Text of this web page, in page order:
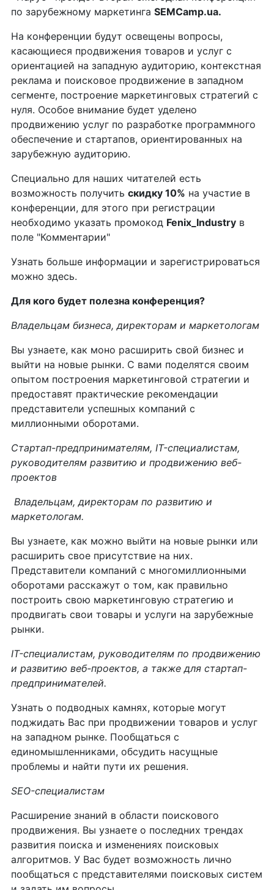
по зарубежному маркетинга SEMCamp.ua.
На конференции будут освещены вопросы,
касающиеся продвижения товаров и услуг с
ориентацией на западную аудиторию, контекстная
реклама и поисковое продвижение в западном
сегменте, построение маркетинговых стратегий с
нуля. Особое внимание будет уделено
продвижению услуг по разработке программного
обеспечение и стартапов, ориентированных на
зарубежную аудиторию.
Специально для наших читателей есть
возможность получить скидку 10% на участие в
конференции, для этого при регистрации
необходимо указать промокод Fenix_Industryв
поле "Комментарии"
Узнать больше информации и зарегистрироваться
можно здесь.
Для кого будет полезна конференция?
Владельцам бизнеса, директорам и маркетологам
Вы узнаете, как моно расширить свой бизнес и
выйти на новые рынки. С вами поделятся своим
опытом построения маркетинговой стратегии и
предоставят практические рекомендации
представители успешных компаний с
миллионными оборотами.
Стартап-предпринимателям, IT-специалистам,
руководителям развитию и продвижению веб-
проектов
Владельцам, директорам по развитию и
маркетологам.
Вы узнаете, как можно выйти на новые рынки или
расширить свое присутствие на них.
Представители компаний с многомиллионными
оборотами расскажут о том, как правильно
построить свою маркетинговую стратегию и
продвигать свои товары и услуги на зарубежные
рынки.
IT-специалистам, руководителям по продвижению
и развитию веб-проектов, а также для стартап-
предпринимателей.
Узнать о подводных камнях, которые могут
поджидать Вас при продвижении товаров и услуг
на западном рынке. Пообщаться с
единомышленниками, обсудить насущные
проблемы и найти пути их решения.
SEO-специалистам
Расширение знаний в области поискового
продвижения. Вы узнаете о последних трендах
развития поиска и изменениях поисковых
алгоритмов. У Вас будет возможность лично
пообщаться с представителями поисковых систем